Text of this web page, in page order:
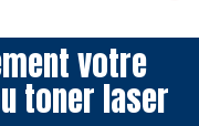
votre
toner laser